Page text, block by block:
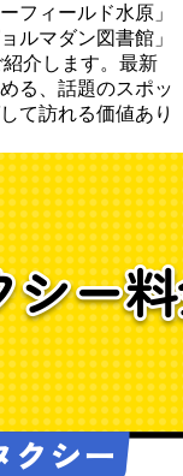
フィールド水原」
ルマダン図書館」
介します。最新
る、話題のスポッ
て訪れる価値あり